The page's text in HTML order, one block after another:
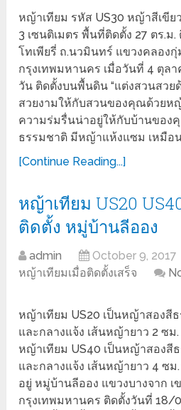
หญ้าเทียม รหัส US30 หญ้าสีเขีย
3 เซนติเมตร พื้นที่ติดตั้ง 27 ตร.
โทเพียรี่ ถ.นวมินทร์ แขวงคลองกุ่
กรุงเทพมหานคร เมื่อวันที่ 4 ตุลา
วัน ติดตั้งบนพื้นดิน “แต่งสวนสวย
สวยงามให้กับสวนของคุณด้วยห
ความร่มรื่นน่าอยู่ให้กับบ้านของ
ธรรมชาติ มีหญ้าแห้งแซม เหมือน
[Continue Reading...]
หญ้าเทียม US20
ติดตั้ง หมู่บ้านลีออง
admin October 9, 2017
หญ้าเทียมเมื่อติดตั้งเสร็จ
หญ้าเทียม US20 เป็นหญ้าสองสี
และกลางแจ้ง เส้นหญ้ายาว 2 ซม
หญ้าเทียม US40 เป็นหญ้าสองสี
และกลางแจ้ง เส้นหญ้ายาว 4 ซ
อยู่ หมู่บ้านลีออง แขวงบางจาก เ
กรุงเทพมหานคร ติดตั้งวันที่ 18/